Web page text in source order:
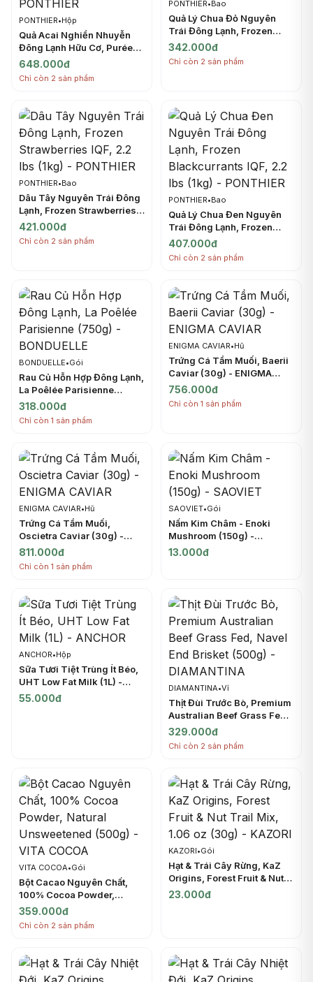
PONTHIER•Hộp
Quả Acai Nghiền Nhuyễn
Đông Lạnh Hữu Cơ, Purée
Acai Bio, Frozen Acai Berry,
2.2 lbs (1kg) - PONTHIER
648.000đ
Chỉ còn 2 sản phẩm
PONTHIER•Bao
Quả Lý Chua Đỏ Nguyên
Trái Đông Lạnh, Frozen
Redcurrants IQF, 2.2 lbs
(1kg) - PONTHIER
342.000đ
Chỉ còn 2 sản phẩm
PONTHIER•Bao
Dâu Tây Nguyên Trái Đông
Lạnh, Frozen Strawberries
IQF, 2.2 lbs (1kg) -
PONTHIER
421.000đ
Chỉ còn 2 sản phẩm
PONTHIER•Bao
Quả Lý Chua Đen Nguyên
Trái Đông Lạnh, Frozen
Blackcurrants IQF, 2.2 lbs
(1kg) - PONTHIER
407.000đ
Chỉ còn 2 sản phẩm
BONDUELLE•Gói
Rau Củ Hỗn Hợp Đông Lạnh,
La Poêlée Parisienne
(750g) - BONDUELLE
318.000đ
Chỉ còn 1 sản phẩm
ENIGMA CAVIAR•Hũ
Trứng Cá Tầm Muối, Baerii
Caviar (30g) - ENIGMA
CAVIAR
756.000đ
Chỉ còn 1 sản phẩm
ENIGMA CAVIAR•Hũ
Trứng Cá Tầm Muối,
Oscietra Caviar (30g) -
ENIGMA CAVIAR
811.000đ
Chỉ còn 1 sản phẩm
SAOVIET•Gói
Nấm Kim Châm - Enoki
Mushroom (150g) -
SAOVIET
13.000đ
ANCHOR•Hộp
Sữa Tươi Tiệt Trùng Ít Béo,
UHT Low Fat Milk (1L) -
ANCHOR
55.000đ
DIAMANTINA•Vỉ
Thịt Đùi Trước Bò, Premium
Australian Beef Grass Fed,
Navel End Brisket (500g) -
DIAMANTINA
329.000đ
Chỉ còn 2 sản phẩm
VITA COCOA•Gói
Bột Cacao Nguyên Chất,
100% Cocoa Powder,
Natural Unsweetened
(500g) - VITA COCOA
359.000đ
Chỉ còn 2 sản phẩm
KAZORI•Gói
Hạt & Trái Cây Rừng, KaZ
Origins, Forest Fruit & Nut
Trail Mix, 1.06 oz (30g) -
23.000đ